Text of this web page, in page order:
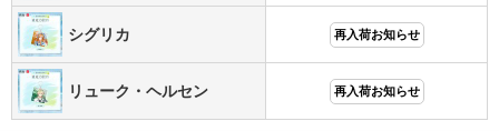
シグリカ 再入荷お知らせ
リューク・ヘルセン 再入荷お知らせ